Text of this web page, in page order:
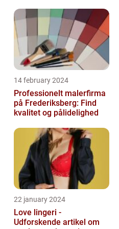
14 february 2024
Professionelt malerfirma
på Frederiksberg: Find
kvalitet og pålidelighed
22 january 2024
Love lingeri -
Udforskende artikel om